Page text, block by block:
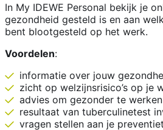
In My IDEWE Personal bekijk je
gezondheid gesteld is en aan
bent blootgesteld op het werk.
Voordelen:
informatie over jouw
zicht op welzijnsrisico’s op je
advies om gezonder te werken
resultaat van tuberculinetest
vragen stellen aan je